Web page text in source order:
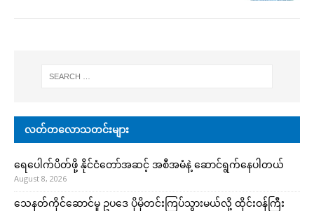
လတ်တလောသတင်းများ
ရေပေါက်ပိတ်ဖို့ နိုင်ငံတော်အဆင့် အစီအမံနဲ့ ဆောင်ရွက်နေပါတယ်
August 8, 2026
သေနတ်ကိုင်ဆောင်မှု ဥပဒေ ပိုမိုတင်းကြပ်သွားမယ်လို့ ထိုင်းဝန်ကြီး